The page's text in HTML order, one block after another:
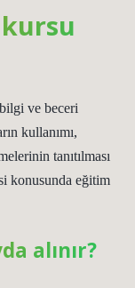
ve beceri
kullanımı,
tanıtılması
konusunda eğitim
alınır?